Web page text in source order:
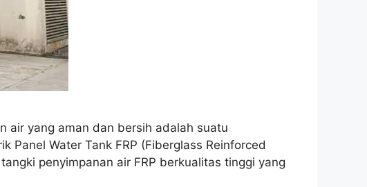
air yang aman dan bersih adalah suatu
Water Tank FRP (Fiberglass Reinforced
penyimpanan air FRP berkualitas tinggi yang